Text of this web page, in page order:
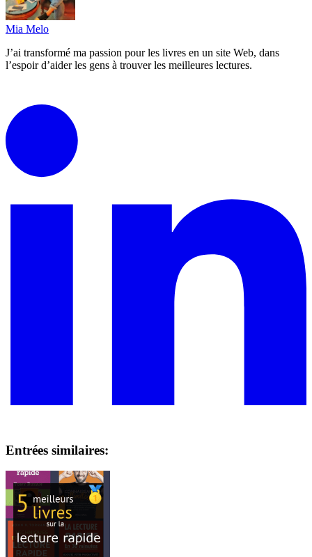
Mia Melo
J’ai transformé ma passion pour les livres en un site Web, dans
l’espoir d’aider les gens à trouver les meilleures lectures.
Entrées similaires: